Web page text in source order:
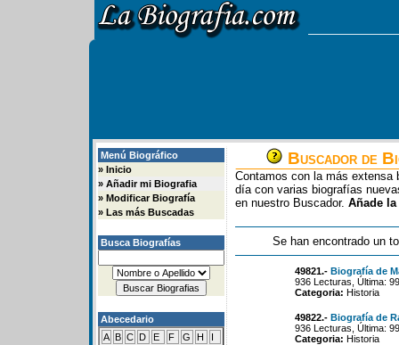
Menú Biográfico
» Inicio
» Añadir mi Biografia
» Modificar Biografía
» Las más Buscadas
Busca Biografías
Abecedario
A B C D E F G H
I
Buscador de
Contamos con la más extensa
día con varias biografías
en nuestro Buscador. Añade
Se han encontrado un
49821.- Biografía de
936 Lecturas, Última:
Categoria: Historia
49822.- Biografía de
936 Lecturas, Última:
Categoria: Historia